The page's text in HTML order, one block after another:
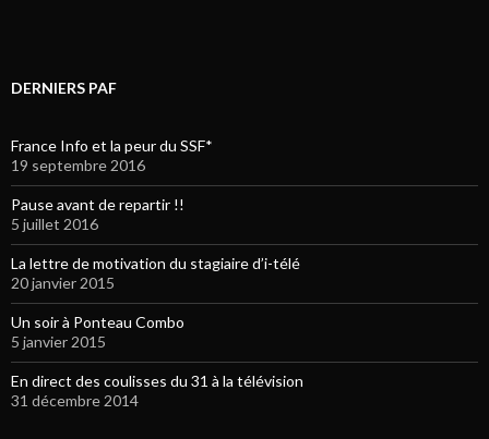
DERNIERS PAF
France Info et la peur du SSF*
19 septembre 2016
Pause avant de repartir !!
5 juillet 2016
La lettre de motivation du stagiaire d’i-télé
20 janvier 2015
Un soir à Ponteau Combo
5 janvier 2015
En direct des coulisses du 31 à la télévision
31 décembre 2014